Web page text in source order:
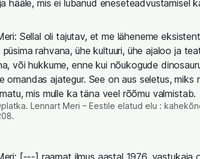
hääle, mis ei lubanud eneseteadvustamisel
Sellal oli tajutav, et me läheneme
püsima rahvana, ühe kultuuri, ühe ajaloo ja
või hukkume, enne kui nõukogude
omandas ajategur. See on aus seletus, miks
mis mulle ka täna veel rõõmu valmistab.
Lennart Meri – Eestile elatud elu :
[---] raamat ilmus aastal 1976, vastukaja